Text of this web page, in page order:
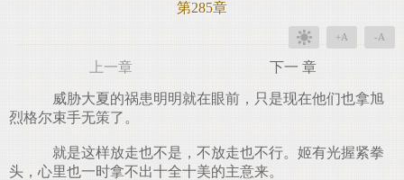
第285章
+A -A
上一章 下一 章
威胁大夏的祸患明明就在眼前，只是现在他们也拿旭
烈格尔束手无策了。
就是这样放走也不是，不放走也不行。姬有光握紧拳
头，心里也一时拿不出十全十美的主意来。